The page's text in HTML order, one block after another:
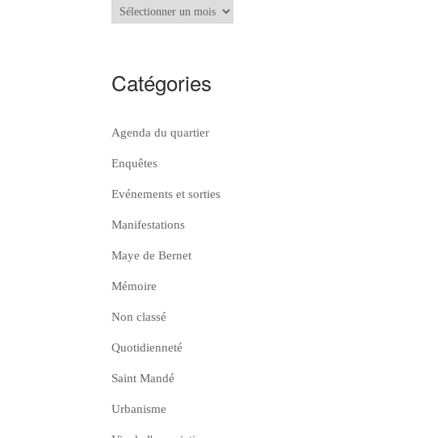
Archives
Catégories
Agenda du quartier
Enquêtes
Evénements et sorties
Manifestations
Maye de Bernet
Mémoire
Non classé
Quotidienneté
Saint Mandé
Urbanisme